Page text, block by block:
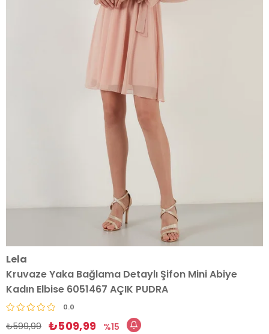
Lela
Kruvaze Yaka Bağlama Detaylı Şifon Mini Abiye
Kadın Elbise 6051467 AÇIK PUDRA
0.0
₺599,99 ₺509,99
15